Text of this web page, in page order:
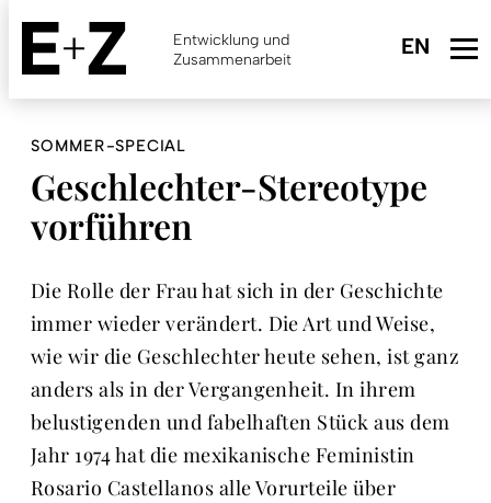
Skip
main
content
Entwicklung und
Zusammenarbeit
SOMMER-SPECIAL
Geschlechter-Stereotype
vorführen
Die Rolle der Frau hat sich in der Geschichte
immer wieder verändert. Die Art und Weise,
wie wir die Geschlechter heute sehen, ist ganz
anders als in der Vergangenheit. In ihrem
belustigenden und fabelhaften Stück aus dem
Jahr 1974 hat die mexikanische Feministin
Rosario Castellanos alle Vorurteile über